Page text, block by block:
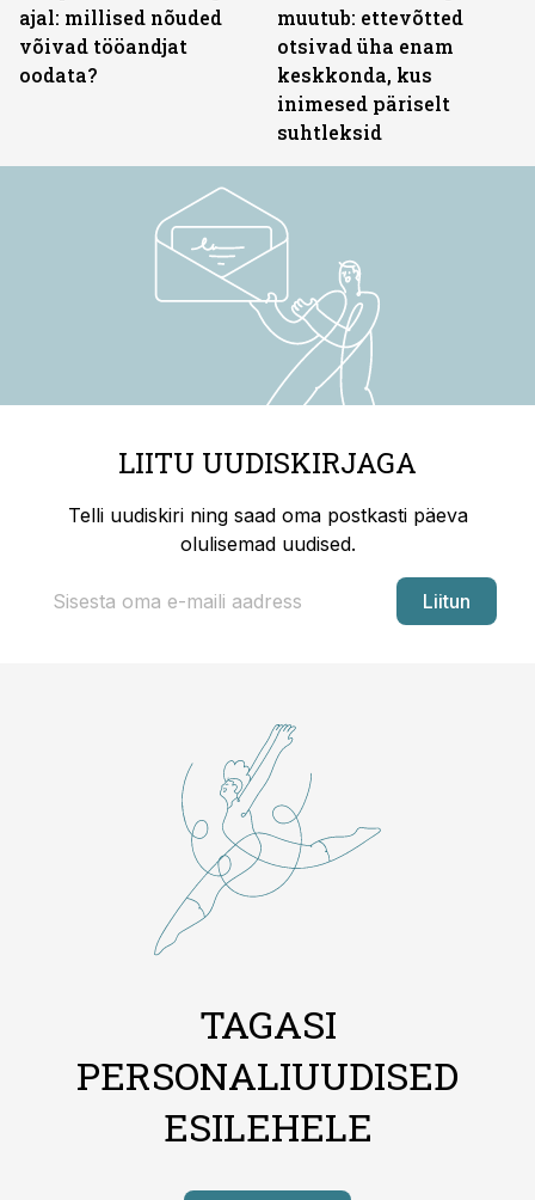
ajal: millised nõuded
võivad tööandjat
oodata?
muutub: ettevõtted
otsivad üha enam
keskkonda, kus
inimesed päriselt
suhtleksid
LIITU UUDISKIRJAGA
Telli uudiskiri ning saad oma postkasti päeva
olulisemad uudised.
Liitun
TAGASI
PERSONALIUUDISED
ESILEHELE